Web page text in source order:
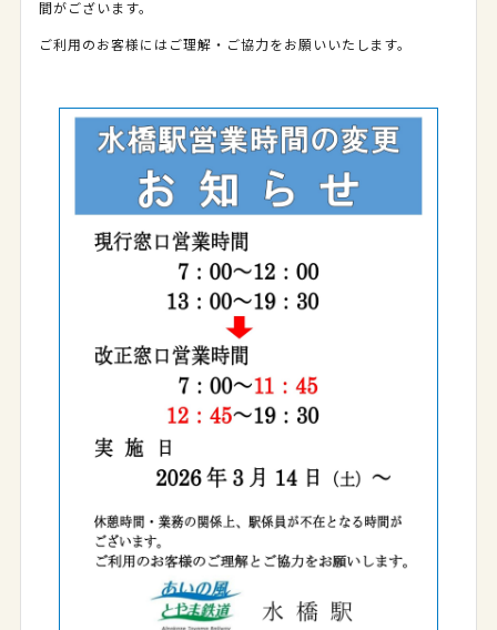
間がございます。
ご利用のお客様にはご理解・ご協力をお願いいたします。